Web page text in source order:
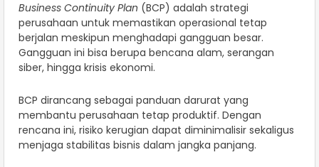
Business Continuity Plan (BCP) adalah strategi
perusahaan untuk memastikan operasional tetap
berjalan meskipun menghadapi gangguan besar.
Gangguan ini bisa berupa bencana alam, serangan
siber, hingga krisis ekonomi.
BCP dirancang sebagai panduan darurat yang
membantu perusahaan tetap produktif. Dengan
rencana ini, risiko kerugian dapat diminimalisir sekaligus
menjaga stabilitas bisnis dalam jangka panjang.